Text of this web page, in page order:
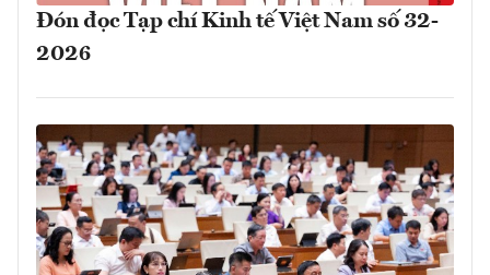
Đón đọc Tạp chí Kinh tế Việt Nam số 32-
2026